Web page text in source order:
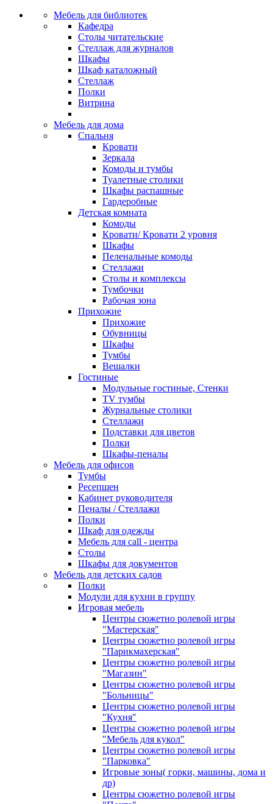
Мебель для библиотек
Кафедра
Столы читательские
Стеллаж для журналов
Шкафы
Шкаф каталожный
Стеллаж
Полки
Витрина
Мебель для дома
Спальня
Кровати
Зеркала
Комоды и тумбы
Туалетные столики
Шкафы распашные
Гардеробные
Детская комната
Комоды
Кровати/ Кровати 2 уровня
Шкафы
Пеленальные комоды
Стеллажи
Столы и комплексы
Тумбочки
Рабочая зона
Прихожие
Прихожие
Обувницы
Шкафы
Тумбы
Вешалки
Гостиные
Модульные гостиные, Стенки
TV тумбы
Журнальные столики
Стеллажи
Подставки для цветов
Полки
Шкафы-пеналы
Мебель для офисов
Тумбы
Ресепшен
Кабинет руководителя
Пеналы / Стеллажи
Полки
Шкаф для одежды
Мебель для call - центра
Столы
Шкафы для документов
Мебель для детских садов
Полки
Модули для кухни в группу
Игровая мебель
Центры сюжетно ролевой игры
"Мастерская"
Центры сюжетно ролевой игры
"Парикмахерская"
Центры сюжетно ролевой игры
"Магазин"
Центры сюжетно ролевой игры
"Больницы"
Центры сюжетно ролевой игры
"Кухня"
Центры сюжетно ролевой игры
"Мебель для кукол"
Центры сюжетно ролевой игры
"Парковка"
Игровые зоны( горки, машины, дома и
др)
Центры сюжетно ролевой игры